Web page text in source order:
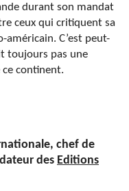
durant son mandat
ceux qui critiquent sa
C’est peut-
toujours pas une
continent.
chef de
des Editions